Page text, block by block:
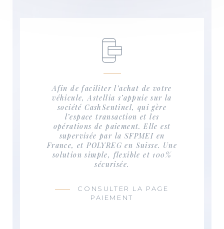
Afin de faciliter l’achat de votre
véhicule, Astellia s’appuie sur la
société CashSentinel, qui gère
l’espace transaction et les
opérations de paiement. Elle est
supervisée par la SFPMEI en
France, et POLYREG en Suisse. Une
solution simple, flexible et 100%
sécurisée.
CONSULTER LA PAGE
PAIEMENT